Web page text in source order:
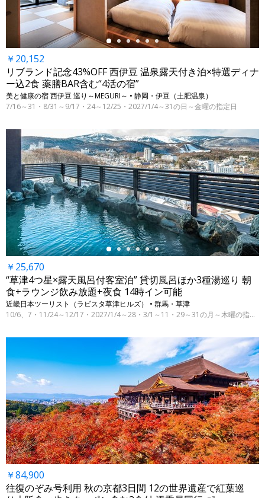
￥20,152
リブランド記念43%OFF 西伊豆 温泉露天付き泊×特選ディナ
ー込2食 薬膳BAR含む“4活の宿”
美と健康の宿 西伊豆 巡り～MEGURI～ • 静岡・伊豆（土肥温泉）
7/16～31・8/31～9/17・24～12/25・2027/1/4～31の日～金曜の指定日
←
￥25,670
“草津4つ星×露天風呂付客室泊” 貸切風呂ほか3種湯巡り 朝
食+ラウンジ飲み放題+夜食 14時イン可能
近畿日本ツーリスト（ラビスタ草津ヒルズ） • 群馬・草津
10/6、7・11/24～12/17・2027/1/4～28・3/1～11・29～31の月～木曜の指定日
￥84,900
往復のぞみ号利用 秋の京都3日間 12の世界遺産で紅葉巡